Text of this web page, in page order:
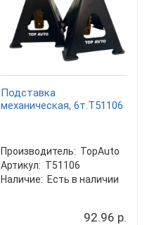
Подставка
механическая, 6т.T51106
Производитель: TopAuto
Артикул: T51106
Наличие: Есть в наличии
92.96 р.